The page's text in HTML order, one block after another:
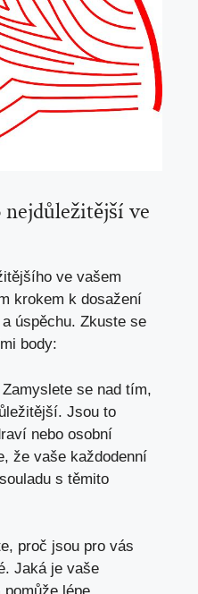
ve
ve vašem
krokem k dosažení
úspěchu. Zkuste se
body:
Zamyslete se nad tím,
Jsou to
nebo osobní
že vaše každodenní
s těmito
proč jsou pro vás
Jaká je vaše